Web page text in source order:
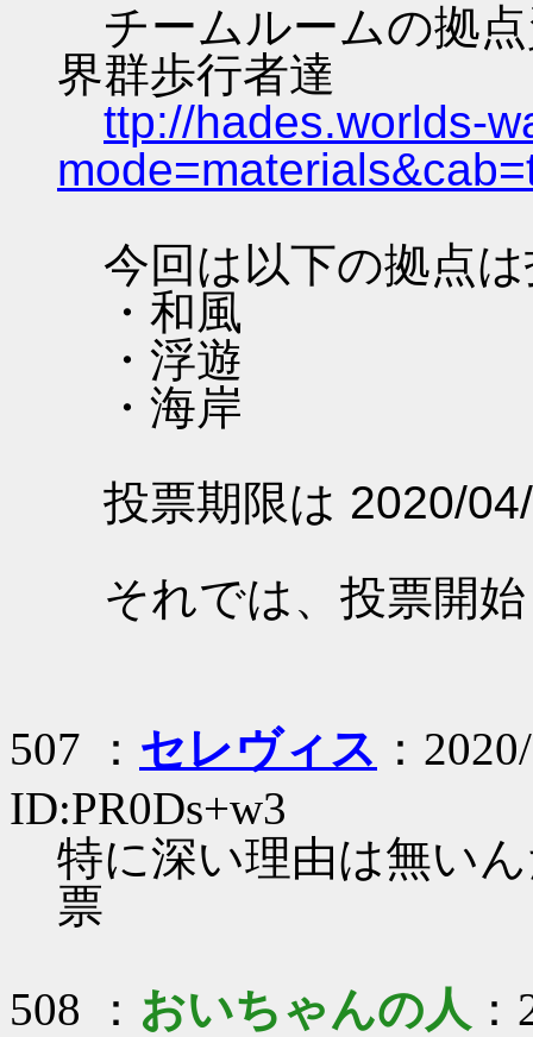
チームルームの拠
界群歩行者達
ttp://hades.worlds-
今回は以下の拠点
・和風
・浮遊
・海岸
投票期限は 2020/
それでは、投票開
507 ： セレヴィス ：
ID:PR0Ds+w3
特に深い理由は無い
票
508 ： おいちゃんの人